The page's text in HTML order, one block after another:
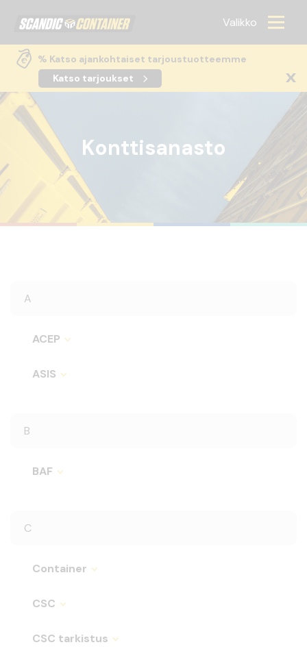
Scandic container
Valikko
% Katso ajankohtaiset tarjoustuotteemme
Katso tarjoukset
Konttisanasto
A
ACEP
ASIS
B
BAF
C
Container
CSC
CSC tarkistus